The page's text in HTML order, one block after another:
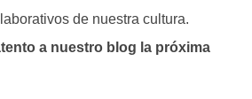
de nuestra cultura.
a nuestro blog la próxima